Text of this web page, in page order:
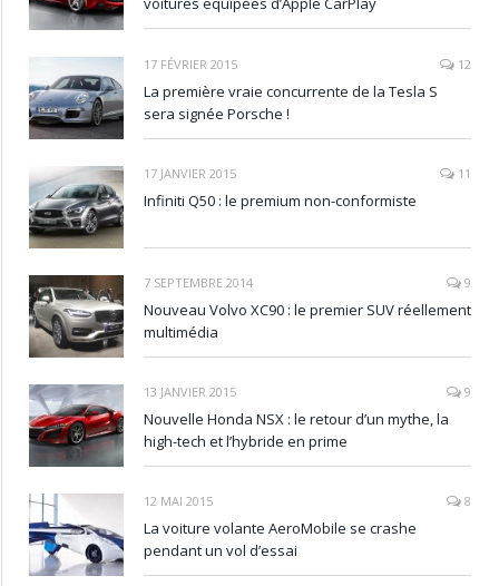
17 FÉVRIER 2015 12
La première vraie concurrente de la Tesla S
sera signée Porsche !
17 JANVIER 2015 11
Infiniti Q50 : le premium non-conformiste
7 SEPTEMBRE 2014 9
Nouveau Volvo XC90 : le premier SUV réellement
multimédia
13 JANVIER 2015 9
Nouvelle Honda NSX : le retour d’un mythe, la
high-tech et l’hybride en prime
12 MAI 2015 8
La voiture volante AeroMobile se crashe
pendant un vol d’essai